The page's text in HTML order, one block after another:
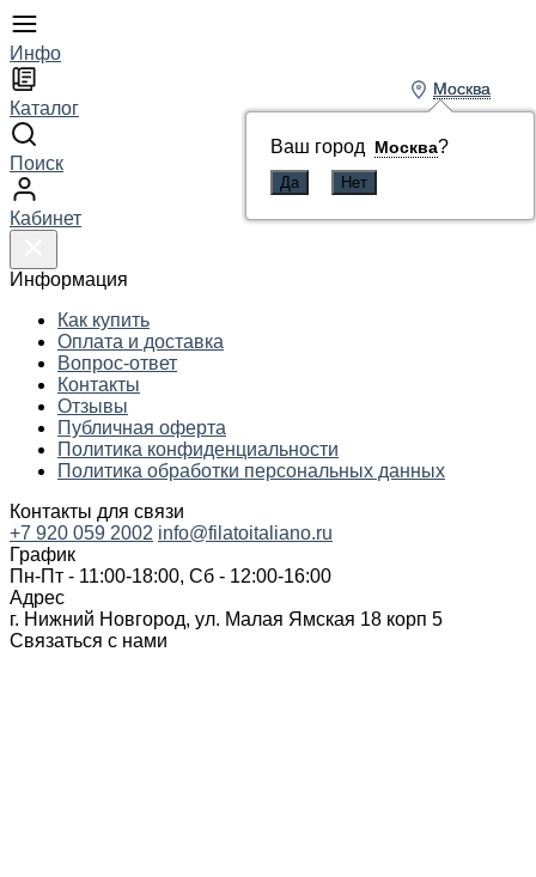
Инфо
Каталог
Поиск
Кабинет
Информация
Как купить
Оплата и доставка
Вопрос-ответ
Контакты
Отзывы
Публичная оферта
Политика конфиденциальности
Политика обработки персональных данных
Контакты для связи
Москва
Ваш город Москва?
+7 920 059 2002 info@filatoitaliano.ru
График
Пн-Пт - 11:00-18:00, Сб - 12:00-16:00
Адрес
г. Нижний Новгород, ул. Малая Ямская 18 корп 5
Связаться с нами
Москва
Ваш город Москва?